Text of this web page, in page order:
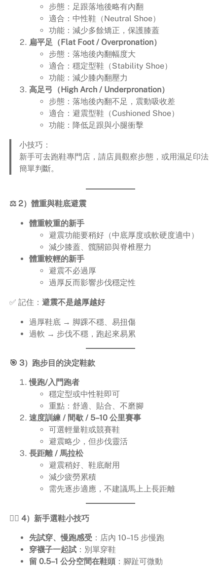
步態：足跟落地後略有內翻
適合：中性鞋（Neutral Shoe）
功能：減少多餘矯正，保護膝蓋
扁平足（Flat Foot / Overpronation）
步態：落地後內翻幅度大
適合：穩定型鞋（Stability Shoe）
功能：減少膝內翻壓力
高足弓（High Arch / Underpronation）
步態：落地後內翻不足，震動吸收差
適合：避震型鞋（Cushioned Shoe）
功能：降低足跟與小腿衝擊
小技巧：
新手可去跑鞋專門店，請店員觀察步態，或用濕足印法
簡單判斷。
⚖ 2）體重與鞋底避震
體重較重的新手
避震功能要稍好（中底厚度或軟硬度適中）
減少膝蓋、髖關節與脊椎壓力
體重較輕的新手
避震不必過厚
過厚反而影響步伐穩定性
✅ 記住： 避震不是越厚越好
過厚鞋底 → 脚踝不穩、易扭傷
過軟 → 步伐不穩，跑起來易累
🎯 3）跑步目的決定鞋款
慢跑/入門跑者
穩定型或中性鞋即可
重點：舒適、貼合、不磨腳
速度訓練 / 間歇 / 5–10 公里賽事
可選輕量鞋或競賽鞋
避震略少，但步伐靈活
長距離 / 馬拉松
避震稍好、鞋底耐用
減少疲勞累積
需先逐步適應，不建議馬上上長距離
🏃‍♂️ 4）新手選鞋小技巧
先試穿、慢跑感受：店內 10–15 步慢跑
穿襪子一起試：別單穿鞋
留 0.5–1 公分空間在鞋頭：腳趾可微動